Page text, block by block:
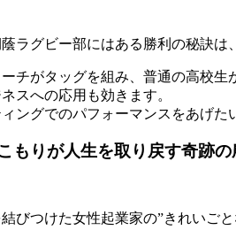
ラグビー部にはある勝利の秘訣は
チがタッグを組み、普通の高校生
スへの応用も効きます。
ングでのパフォーマンスをあげた
りが人生を取り戻す奇跡の
びつけた女性起業家の”きれいご